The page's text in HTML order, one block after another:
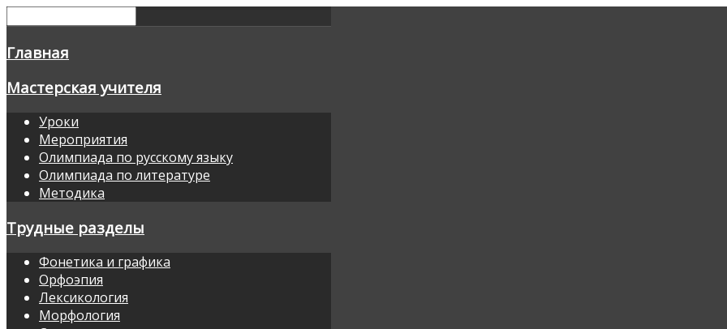
Главная
Мастерская учителя
Уроки
Мероприятия
Олимпиада по русскому языку
Олимпиада по литературе
Методика
Трудные разделы
Фонетика и графика
Орфоэпия
Лексикология
Морфология